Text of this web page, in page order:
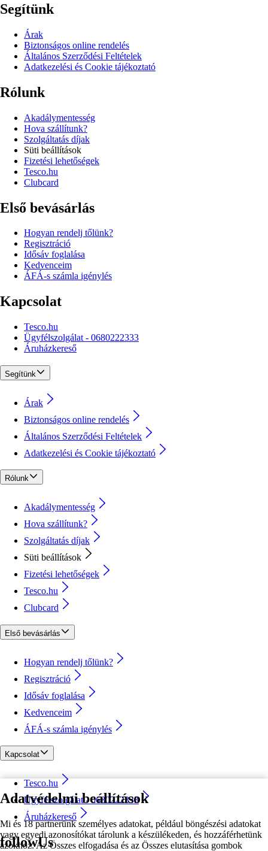
Adatvédelmi beállítások
Mi és 18 partnerünk személyes adatokat, például böngészési adatokat
vagy egyedi azonosítókat tárolunk a készülékeden, és hozzáférhetünk
azokhoz. Az Összes elfogadása és az Összes elutasítása gombok
Segítünk
Árak
Biztonságos online rendelés
Általános Szerződési Feltételek
Adatkezelési és Cookie tájékoztató
Rólunk
Akadálymentesség
Hova szállítunk?
Szolgáltatás díjak
Süti beállítások
Fizetési lehetőségek
Tesco.hu
Clubcard
Első bevásárlás
Hogyan rendelj tőlünk?
Regisztráció
Idősáv foglalása
Kedvenceim
ÁFÁ-s számla igénylés
Kapcsolat
Tesco.hu
Ügyfélszolgálat - 0680222333
Áruházkereső
Segítünk
Árak
Biztonságos online rendelés
Általános Szerződési Feltételek
Adatkezelési és Cookie tájékoztató
Rólunk
Akadálymentesség
Hova szállítunk?
Szolgáltatás díjak
Süti beállítások
Fizetési lehetőségek
Tesco.hu
Clubcard
Első bevásárlás
Hogyan rendelj tőlünk?
Regisztráció
Idősáv foglalása
Kedvenceim
ÁFÁ-s számla igénylés
Kapcsolat
Tesco.hu
Ügyfélszolgálat - 0680222333
Áruházkereső
followUs